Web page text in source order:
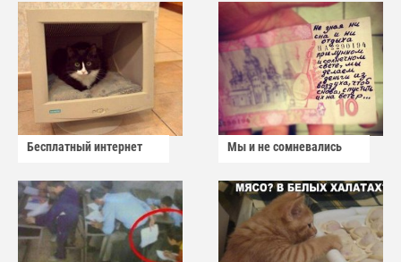
Бесплатный интернет Мы и не сомневались